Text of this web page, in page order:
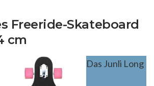
Freeride-Skateboard
cm
Das Junli Long